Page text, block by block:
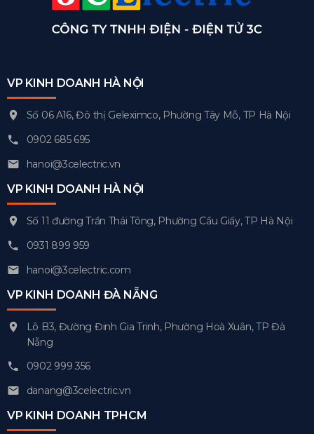
VP KINH DOANH HÀ NỘI
Số 06 A16, Đô thị Geleximco, Phường Tây Mỗ, TP Hà Nội
0902 685 695
hanoi@3celectric.vn
VP KINH DOANH HÀ NỘI
Số 11 đường Trần Thái Tông, Phường Cầu Giấy, TP Hà Nội
0931 899 959
hanoi@3celectric.com
VP KINH DOANH ĐÀ NẴNG
Lô B3, Đường Đinh Gia Trinh, Phường Hoà Xuân, TP Đà
Nẵng
0902 999 356
danang@3celectric.vn
VP KINH DOANH TPHCM